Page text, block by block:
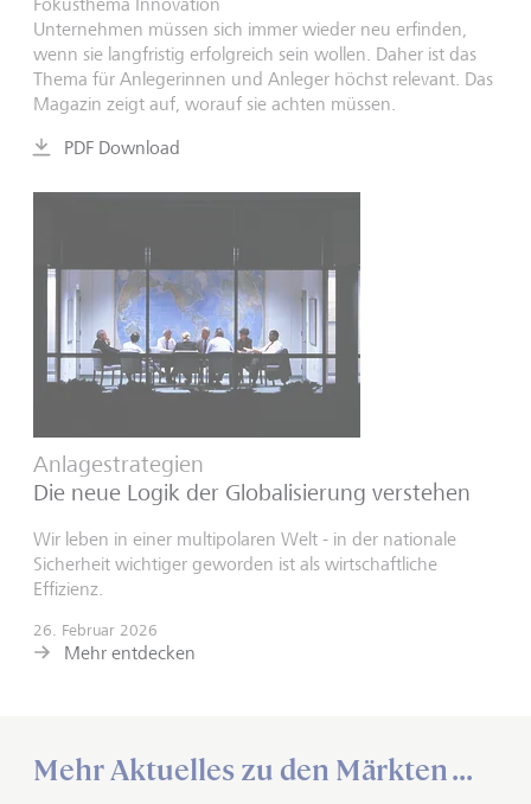
Fokusthema Innovation
Unternehmen müssen sich immer wieder neu erfinden,
wenn sie langfristig erfolgreich sein wollen. Daher ist das
Thema für Anlegerinnen und Anleger höchst relevant. Das
Magazin zeigt auf, worauf sie achten müssen.
PDF Download
Anlagestrategien
Die neue Logik der Globalisierung verstehen
Wir leben in einer multipolaren Welt - in der nationale
Sicherheit wichtiger geworden ist als wirtschaftliche
Effizienz.
26. Februar 2026
Mehr entdecken
Mehr Aktuelles zu den Märkten ...